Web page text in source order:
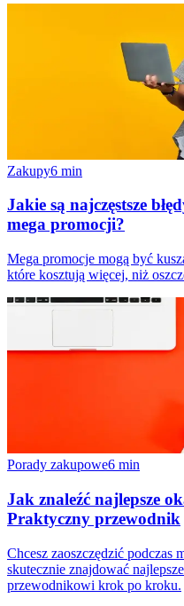
Zakupy6 min
Jakie są najczęstsze
mega promocji?
Mega promocje mogą być
które kosztują więcej, niż
Porady zakupowe6 min
Jak znaleźć najlepsze
Praktyczny przewodnik
Chcesz zaoszczędzić podczas
skutecznie znajdować
przewodnikowi krok po kroku.